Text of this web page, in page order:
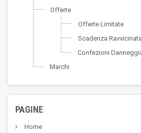
Offerte
Offerte Limitate
Scadenza Ravvicinata
Confezioni
Marchi
PAGINE
Home